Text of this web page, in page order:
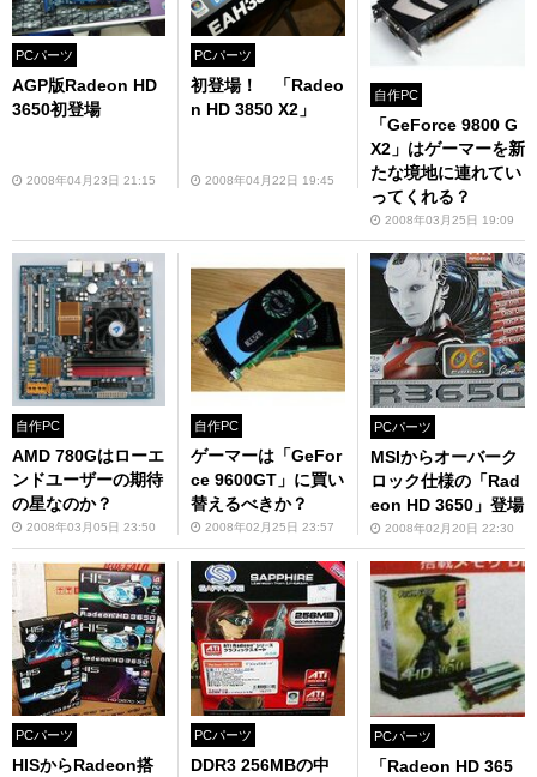
PCパーツ
AGP版Radeon HD
3650初登場
2008年04月23日 21:15
PCパーツ
初登場！ 「Radeo
n HD 3850 X2」
2008年04月22日 19:45
自作PC
「GeForce 9800 G
X2」はゲーマーを新
たな境地に連れてい
ってくれる？
2008年03月25日 19:09
自作PC
AMD 780Gはローエ
ンドユーザーの期待
の星なのか？
2008年03月05日 23:50
自作PC
ゲーマーは「GeFor
ce 9600GT」に買い
替えるべきか？
2008年02月25日 23:57
PCパーツ
MSIからオーバーク
ロック仕様の「Rad
eon HD 3650」登場
2008年02月20日 22:30
PCパーツ
HISからRadeon搭
PCパーツ
DDR3 256MBの中
PCパーツ
「Radeon HD 365